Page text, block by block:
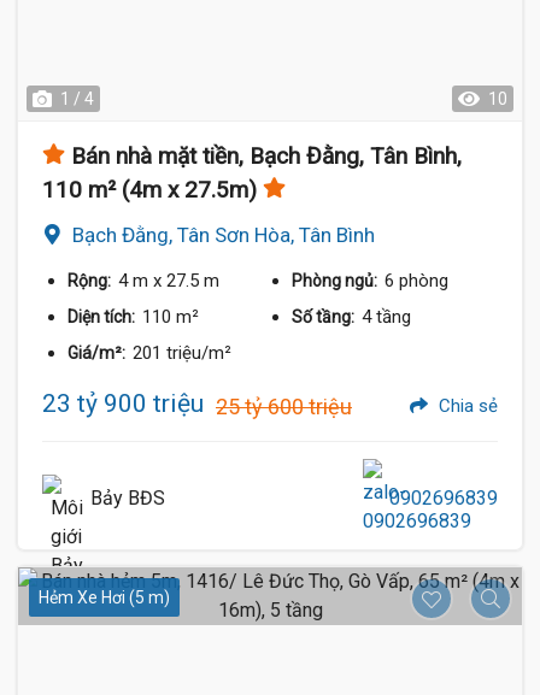
1 / 4 10
Bán nhà mặt tiền, Bạch Đằng, Tân Bình,
110 m² (4m x 27.5m)
Bạch Đằng, Tân Sơn Hòa, Tân Bình
Rộng: 4 m x 27.5 m Phòng ngủ: 6 phòng
Diện tích: 110 m² Số tầng: 4 tầng
Giá/m²: 201 triệu/m²
23 tỷ 900 triệu 25 tỷ 600 triệu Chia sẻ
Bảy BĐS 0902696839
Hẻm Xe Hơi (5 m)